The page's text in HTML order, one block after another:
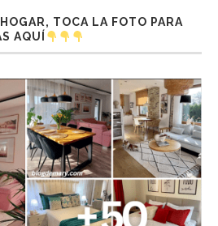
TOCA LA FOTO PARA
AQUÍ